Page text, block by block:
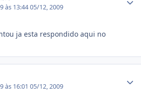
às 13:4405/12, 2009
ja esta respondido aqui no
às 16:0105/12, 2009